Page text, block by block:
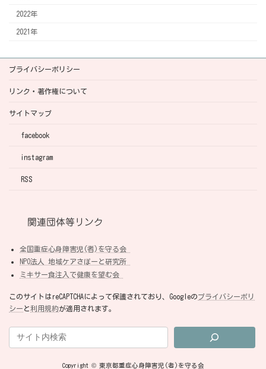
2022年
2021年
プライバシーポリシー
リンク・著作権について
サイトマップ
facebook
instagram
RSS
関連団体等リンク
全国重症心身障害児(者)を守る会
NPO法人 地域ケアさぽーと研究所
ミキサー食注入で健康を望む会
このサイトはreCAPTCHAによって保護されており、Googleのプライバシーポリ
シー と利用規約が適用されます。
Copyright © 東京都重症心身障害児(者)を守る会